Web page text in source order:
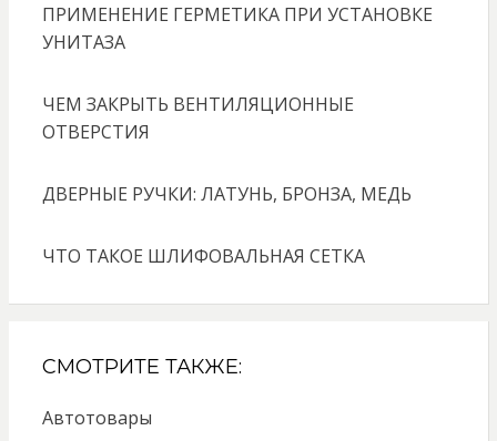
ПРИМЕНЕНИЕ ГЕРМЕТИКА ПРИ УСТАНОВКЕ
УНИТАЗА
ЧЕМ ЗАКРЫТЬ ВЕНТИЛЯЦИОННЫЕ
ОТВЕРСТИЯ
ДВЕРНЫЕ РУЧКИ: ЛАТУНЬ, БРОНЗА, МЕДЬ
ЧТО ТАКОЕ ШЛИФОВАЛЬНАЯ СЕТКА
СМОТРИТЕ ТАКЖЕ:
Автотовары